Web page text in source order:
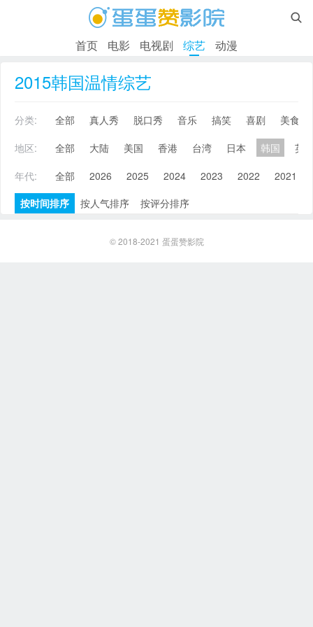

首页 电影 电视剧 综艺 动漫
2015韩国温情综艺
分类: 全部 真人秀 脱口秀 音乐 搞笑 喜剧
美食
地区:
全部 大陆 美国 香港 台湾 日本 韩国
英
年代:
全部 2026 2025 2024 2023 2022 2021
按时间排序
按人气排序 按评分排序
© 2018-2021 蛋蛋赞影院